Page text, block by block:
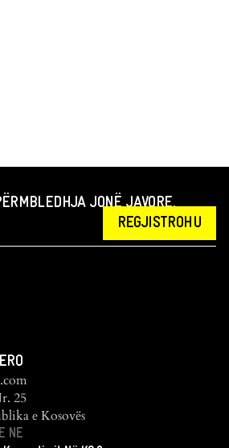
JONË JAVORE.
REGJISTROHU
25
e Kosovës
NE